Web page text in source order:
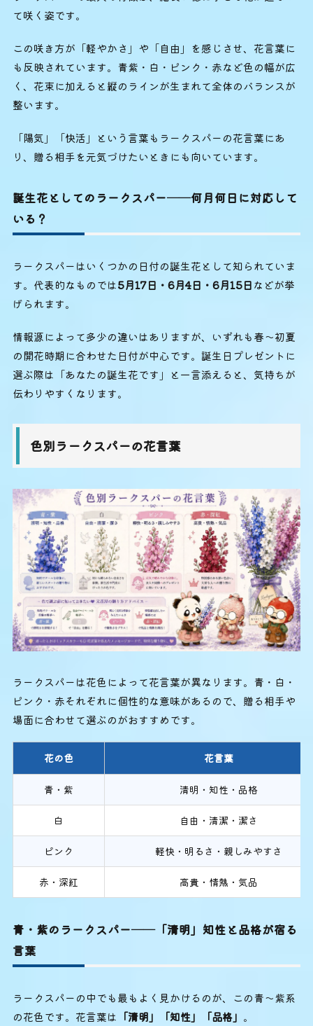
て咲く姿です。
この咲き方が「軽やかさ」や「自由」を感じさせ、花言葉に
も反映されています。青紫・白・ピンク・赤など色の幅が広
く、花束に加えると縦のラインが生まれて全体のバランスが
整います。
「陽気」「快活」という言葉もラークスパーの花言葉にあ
り、贈る相手を元気づけたいときにも向いています。
誕生花としてのラークスパー──何月何日に対応して
いる？
ラークスパーはいくつかの日付の誕生花として知られていま
す。代表的なものでは5月17日・6月4日・6月15日などが挙
げられます。
情報源によって多少の違いはありますが、いずれも春〜初夏
の開花時期に合わせた日付が中心です。誕生日プレゼントに
選ぶ際は「あなたの誕生花です」と一言添えると、気持ちが
伝わりやすくなります。
色別ラークスパーの花言葉
ラークスパーは花色によって花言葉が異なります。青・白・
ピンク・赤それぞれに個性的な意味があるので、贈る相手や
場面に合わせて選ぶのがおすすめです。
花の色 花言葉
青・紫 清明・知性・品格
白 自由・清潔・潔さ
ピンク 軽快・明るさ・親しみやすさ
赤・深紅 高貴・情熱・気品
青・紫のラークスパー──「清明」知性と品格が宿る
言葉
ラークスパーの中でも最もよく見かけるのが、この青〜紫系
の花色です。花言葉は 「清明」「知性」「品格」 。